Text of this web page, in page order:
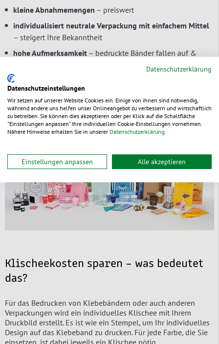
kleine Abnahmemengen – preiswert
individualisiert neutrale Verpackung mit einfachem Mittel
– steigert Ihre Bekanntheit
hohe Aufmerksamkeit – bedruckte Bänder fallen auf &
sicherer Verschluss
wieder geschlossen werden
Platz auf Band für Hinweise nutzbar– erhöht
Transportschutz oder weist auf Ihre Aktion hin
Klischeekosten sparen – was bedeutet
das?
Für das Bedrucken von Klebebändern oder auch anderen
Verpackungen wird ein individuelles Klischee mit Ihrem
Druckbild erstellt. Es ist wie ein Stempel, um Ihr individuelles
Design auf das Klebeband zu drucken. Für jede Farbe, die Sie
Datenschutzerklärung
Datenschutzeinstellungen
Wir setzen auf unserer Website Cookies ein. Einige von ihnen sind notwendig,
während andere uns helfen unser Onlineangebot zu verbessern und wirtschaftlich
zu betreiben. Sie können dies akzeptieren oder per Klick auf die Schaltfläche
"Einstellungen anpassen" Ihre individuellen Cookie-Einstellungen vornehmen.
Nähere Hinweise erhalten Sie in unserer Datenschutzerklärung.
Einstellungen anpassen Alle akzeptieren